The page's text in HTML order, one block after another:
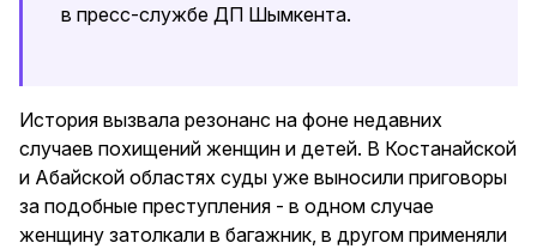
в пресс-службе ДП Шымкента.
История вызвала резонанс на фоне недавних
случаев похищений женщин и детей. В Костанайской
и Абайской областях суды уже выносили приговоры
за подобные преступления - в одном случае
женщину затолкали в багажник, в другом применяли